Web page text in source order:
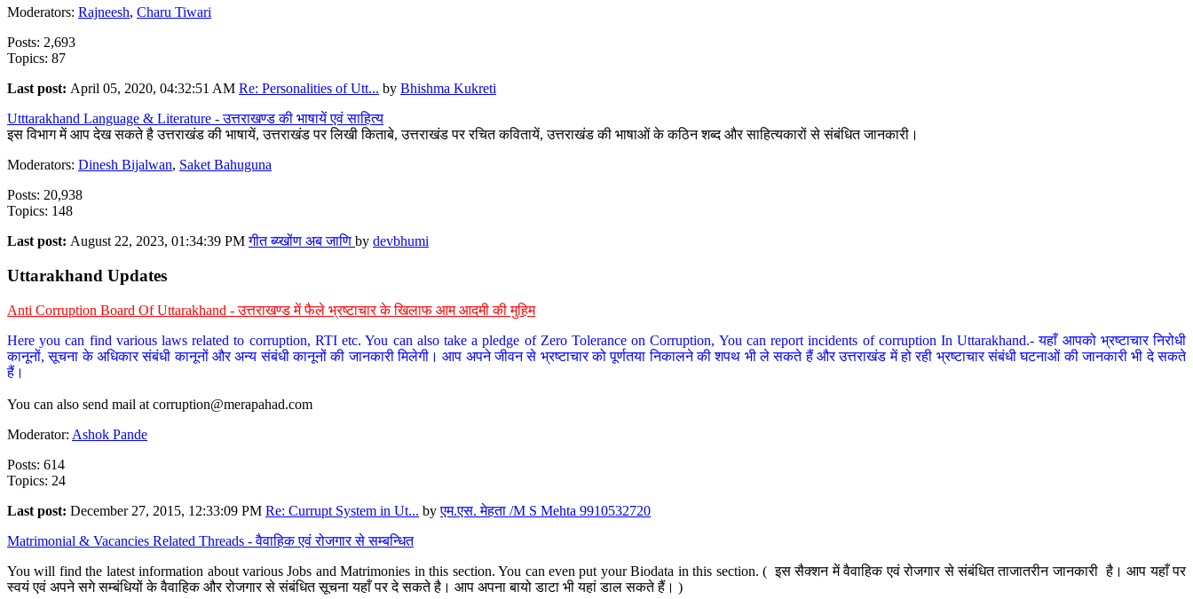
Moderators: Rajneesh, Charu Tiwari
Posts: 2,693
Topics: 87
Last post: April 05, 2020, 04:32:51 AM Re: Personalities of Utt... by Bhishma Kukreti
Utttarakhand Language & Literature - उत्तराखण्ड की भाषायें एवं साहित्य
इस विभाग में आप देख सकते है उत्तराखंड की भाषायें, उत्तराखंड पर लिखी किताबे, उत्तराखंड पर रचित कवितायें, उत्तराखंड की भाषाओं के कठिन शब्द और साहित्यकारों से संबंधित जानकारी।
Moderators: Dinesh Bijalwan, Saket Bahuguna
Posts: 20,938
Topics: 148
Last post: August 22, 2023, 01:34:39 PMगीत ब्य्खोंण अब जाणि by devbhumi
Uttarakhand Updates
Anti Corruption Board Of Uttarakhand - उत्तराखण्ड में फैले भ्रष्टाचार के खिलाफ आम आदमी की मुहिम
Here you can find various laws related to corruption, RTI etc. You can also take a pledge of Zero Tolerance on Corruption, You can report incidents of corruption In Uttarakhand.- यहाँ आपको भ्रष्टाचार निरोधी
कानूनों, सूचना के अधिकार संबंधी कानूनों और अन्य संबंधी कानूनों की जानकारी मिलेगी। आप अपने जीवन से भ्रष्टाचार को पूर्णतया निकालने की शपथ भी ले सकते हैं और उत्तराखंड में हो रही भ्रष्टाचार संबंधी घटनाओं की जानकारी भी दे सकते
हैं।
You can also send mail at corruption@merapahad.com
Moderator: Ashok Pande
Posts: 614
Topics: 24
Last post: December 27, 2015, 12:33:09 PM Re: Currupt System in Ut... byएम.एस. मेहता /M S Mehta 9910532720
Matrimonial & Vacancies Related Threads - वैवाहिक एवं रोजगार से सम्बन्धित
You will find the latest information about various Jobs and Matrimonies in this section. You can even put your Biodata in this section. ( इस सैक्शन में वैवाहिक एवं रोजगार से संबंधित ताजातरीन जानकारी है। आप यहाँ पर
स्वयं एवं अपने सगे सम्बंधियों के वैवाहिक और रोजगार से संबंधित सूचना यहाँ पर दे सकते है। आप अपना बायो डाटा भी यहां डाल सकते हैं। )